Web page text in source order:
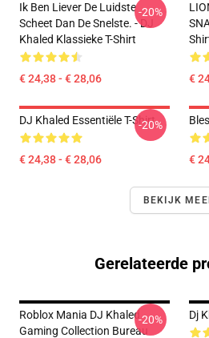
Ik Ben Liever De Luidste
Scheet Dan De Snelste. - DJ
Khaled Klassieke T-Shirt
€ 24,38 - € 28,06
-20%
€
DJ Khaled Essentiële T-Shirt
€ 24,38 - € 28,06
-20%
€
BEKIJK
Gerelateerde
Roblox Mania DJ Khaled
Gaming Collection Bureau
-20% Dj